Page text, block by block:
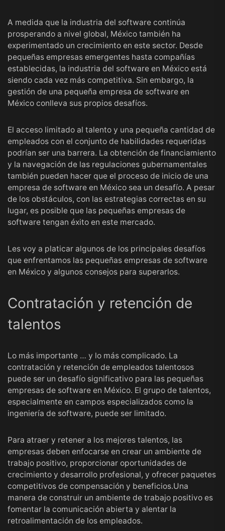
A medida que la industria del software continúa
prosperando a nivel global, México también ha
experimentado un crecimiento en este sector. Desde
pequeñas empresas emergentes hasta compañías
establecidas, la industria del software en México está
siendo cada vez más competitiva. Sin embargo, la
gestión de una pequeña empresa de software en
México conlleva sus propios desafíos.
El acceso limitado al talento y una pequeña cantidad de
empleados con el conjunto de habilidades requeridas
podrían ser una barrera. La obtención de financiamiento
y la navegación de las regulaciones gubernamentales
también pueden hacer que el proceso de inicio de una
empresa de software en México sea un desafío. A pesar
de los obstáculos, con las estrategias correctas en su
lugar, es posible que las pequeñas empresas de
software tengan éxito en este mercado.
Les voy a platicar algunos de los principales desafíos
que enfrentamos las pequeñas empresas de software
en México y algunos consejos para superarlos.
Contratación y retención de
talentos
Lo más importante … y lo más complicado. La
contratación y retención de empleados talentosos
puede ser un desafío significativo para las pequeñas
empresas de software en México. El grupo de talentos,
especialmente en campos especializados como la
ingeniería de software, puede ser limitado.
Para atraer y retener a los mejores talentos, las
empresas deben enfocarse en crear un ambiente de
trabajo positivo, proporcionar oportunidades de
crecimiento y desarrollo profesional, y ofrecer paquetes
competitivos de compensación y beneficios.Una
manera de construir un ambiente de trabajo positivo es
fomentar la comunicación abierta y alentar la
retroalimentación de los empleados.